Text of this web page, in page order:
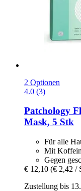
2 Optionen
4.0 (3)
Patchology
Mask, 5 Stk
Für alle
Mit
Gegen
€ 12,10 (€ 2,42 /
Zustellung bis